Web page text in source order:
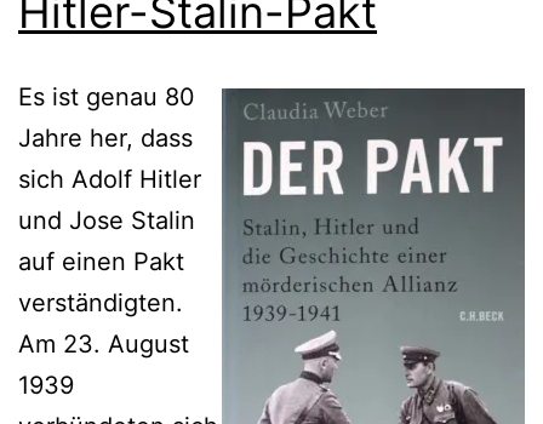
Hitler-Stalin-Pakt
Es ist genau 80
Jahre her, dass
sich Adolf Hitler
und Jose Stalin
auf einen Pakt
verständigten.
Am 23. August
1939